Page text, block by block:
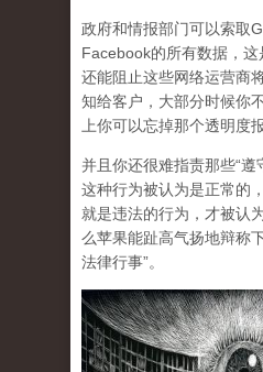
政府和情报部门可以索取
Facebook的所有数据，
还能阻止这些网络运营商
知给客户，大部分时候你
上你可以忘掉那个透明度
并且你还很难指责那些“遵
这种行为被认为是正常的
就是违法的行为，才被认
么苹果能趾高气扬地辩称
法律行事”。